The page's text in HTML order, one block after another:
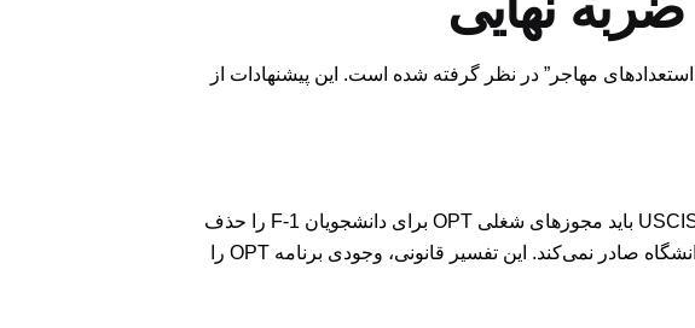
مهاجر” در نظر گرفته شده است. این پیشنهادات از
جوزف ادلو، مدیر سرویس شهروندی و مهاجرت آمریکا (USCIS)، صراحتاً اعلام کرده است که USCIS باید مجوزهای شغلی OPT برای دانشجویان F-1 را حذف
کند، با این استدلال که قانون اصلی مهاجرت چنین مجوزی را برای دانشجویان خارج از محوطه دانشگاه صادر نمی‌کند. این تفسیر قانونی، وجودی برنامه OPT را